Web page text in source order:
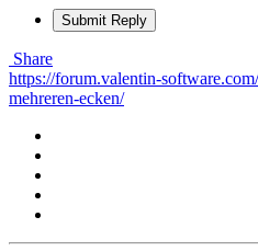
Submit Reply
Share
https://forum.valentin-
mehreren-ecken/